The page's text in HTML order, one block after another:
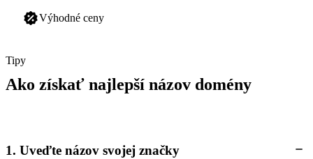
Výhodné ceny
Tipy
Ako získať najlepší názov domény
1. Uveďte názov svojej značky